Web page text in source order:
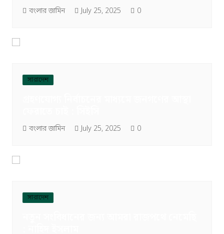
বংলার জামিন July 25, 2025 0
সারাদেশ
বংলার জামিন July 25, 2025 0
সারাদেশ